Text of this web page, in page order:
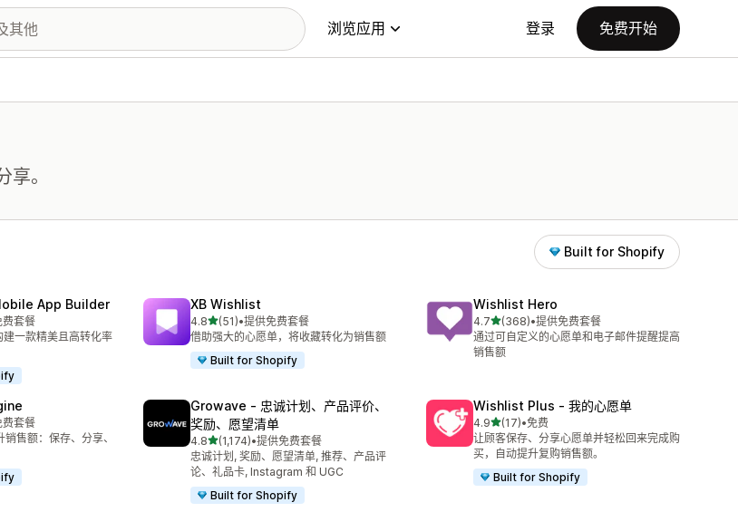
浏览应用 登录 免费开始
。
Built for Shopify
App Builder
费套餐
一款精美且高转化率
XB Wishlist
4.8星（满分 5 星）
(51)
总共 51 条评论
•提供免费套餐
借助强大的心愿单，将收藏转化为销售额
Built for Shopify
Wishlist Hero
4.7星（满分 5 星）
(368)
总共 368 条评论
•提供免费套餐
通过可自定义的心愿单和电子邮件提醒提高
销售额
费套餐
售额：保存、分享、
Growave ‑ 忠诚计划、产品评价、
奖励、愿望清单
4.8星（满分 5 星）
(1,174)
总共 1174 条评论
•提供免费套餐
忠诚计划, 奖励、愿望清单, 推荐、产品评
论、礼品卡, Instagram 和 UGC
Built for Shopify
Wishlist Plus ‑ 我的心愿单
4.9星（满分 5 星）
(17)
总共 17 条评论
•免费
让顾客保存、分享心愿单并轻松回来完成购
买，自动提升复购销售额。
Built for Shopify